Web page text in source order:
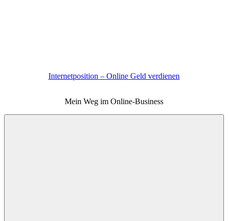
Internetposition – Online Geld verdienen
Mein Weg im Online-Business